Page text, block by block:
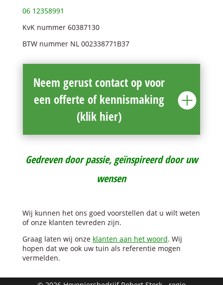
06 12358991
KvK nummer 60387130
BTW nummer NL 002338771B37
Neem gerust contact op voor
een offerte of kennismaking
(klik hier)
Gedreven door passie, geïnspireerd door uw
wensen
Wij kunnen het ons goed voorstellen dat u wilt weten
of onze klanten tevreden zijn.
Graag laten wij onze klanten aan het woord. Wij
hopen dat we ook uw tuin als referentie mogen
vermelden.